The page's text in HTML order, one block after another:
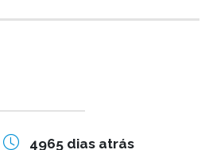
4965 dias atrás